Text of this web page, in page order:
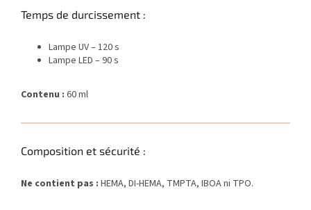
Temps de durcissement :
Lampe UV – 120 s
Lampe LED – 90 s
Contenu : 60 ml
Composition et sécurité :
Ne contient pas : HEMA, DI-HEMA, TMPTA, IBOA ni TPO.